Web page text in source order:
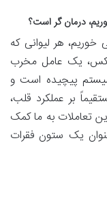
درمان گر است؟
خوریم، هر لیوانی که
یک عامل مخرب
پیچیده است و
بر عملکرد قلب،
تعاملات به ما کمک
یک ستون فقرات